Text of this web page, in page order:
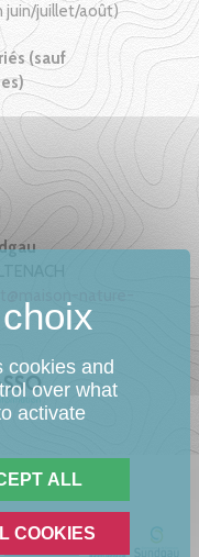
juin/juillet/août)
(sauf
cookies and
over what
activate
ALL
COOKIES